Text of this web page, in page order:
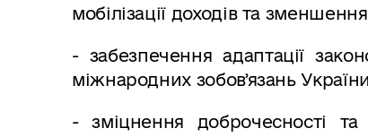
мобілізації доходів та
- забезпечення адаптації
міжнародних зобовʼязань
- зміцнення доброчесності